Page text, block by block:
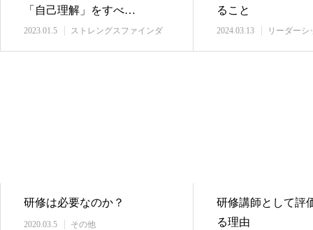
「自己理解」をすべ…
2023.01.5
ストレングスファインダ
ること
2024.03.13 リーダーシ
研修は必要なのか？
2020.03.5 その他
研修講師として評
る理由